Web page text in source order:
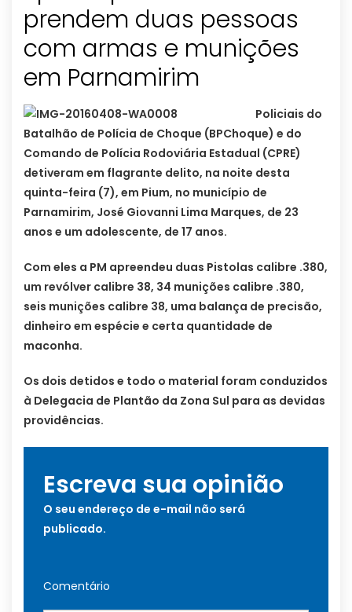
prendem duas pessoas
com armas e munições
Policiais do
Batalhão de Polícia de Choque (BPChoque) e do
Comando de Polícia Rodoviária Estadual (CPRE)
detiveram em flagrante delito, na noite desta
quinta-feira (7), em Pium, no município de
Parnamirim, José Giovanni Lima Marques, de 23
anos e um adolescente, de 17 anos.
Com eles a PM apreendeu duas Pistolas calibre .380,
um revólver calibre 38, 34 munições calibre .380,
seis munições calibre 38, uma balança de precisão,
dinheiro em espécie e certa quantidade de
maconha.
Os dois detidos e todo o material foram conduzidos
à Delegacia de Plantão da Zona Sul para as devidas
providências.
Escreva sua opinião
O seu endereço de e-mail não será
publicado.
Comentário